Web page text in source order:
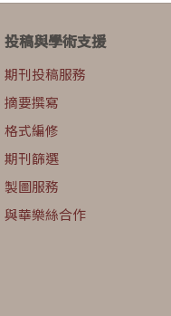
投稿與學術支援
期刊投稿服務
摘要撰寫
格式編修
期刊篩選
製圖服務
與華樂絲合作